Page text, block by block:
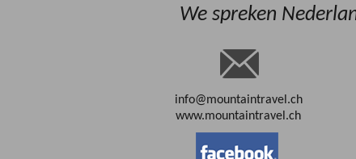
We spreken
info@mountaintravel.ch
www.mountaintravel.ch